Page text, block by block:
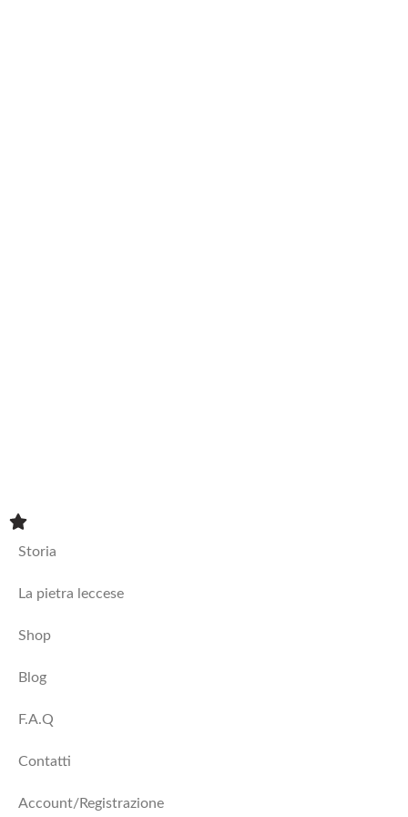
Storia
La pietra leccese
Shop
Blog
F.A.Q
Contatti
Account/Registrazione